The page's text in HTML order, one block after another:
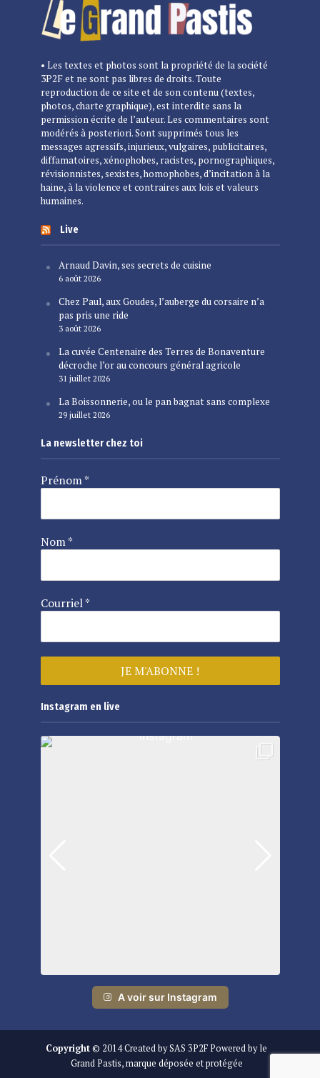
• Les textes et photos sont la propriété de la société
3P2F et ne sont pas libres de droits. Toute
reproduction de ce site et de son contenu (textes,
photos, charte graphique), est interdite sans la
permission écrite de l’auteur. Les commentaires sont
modérés à posteriori. Sont supprimés tous les
messages agressifs, injurieux, vulgaires, publicitaires,
diffamatoires, xénophobes, racistes, pornographiques,
révisionnistes, sexistes, homophobes, d’incitation à la
haine, à la violence et contraires aux lois et valeurs
humaines.
Live
Arnaud Davin, ses secrets de cuisine
6 août 2026
Chez Paul, aux Goudes, l’auberge du corsaire n’a
pas pris une ride
3 août 2026
La cuvée Centenaire des Terres de Bonaventure
décroche l’or au concours général agricole
31 juillet 2026
La Boissonnerie, ou le pan bagnat sans complexe
29 juillet 2026
La newsletter chez toi
Prénom*
Nom*
Courriel*
Instagram en live
A voir sur Instagram
Copyright© 2014 Created by SAS 3P2F Powered by le
Grand Pastis, marque déposée et protégée